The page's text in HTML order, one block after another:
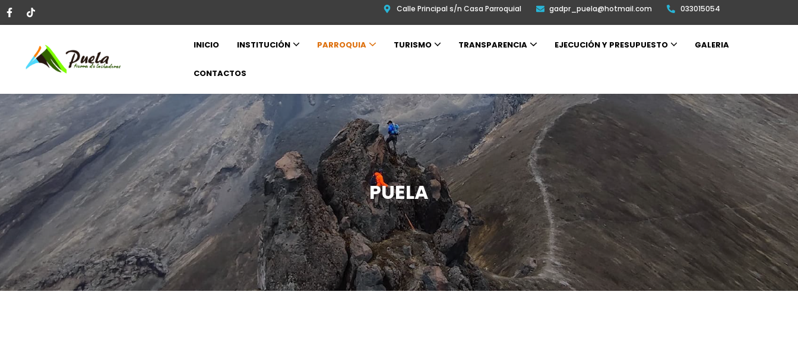
Calle Principal s/n Casa Parroquial gadpr_puela@hotmail.com 033015054
INICIO INSTITUCIÓN PARROQUIA TURISMO TRANSPARENCIA EJECUCIÓN Y PRESUPUESTO GALERIA
CONTACTOS
PUELA